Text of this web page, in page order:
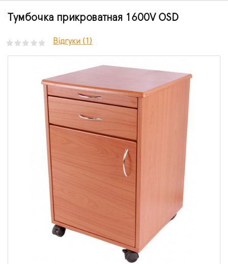
Тумбочка прикроватная 1600V OSD
Відгуки (1)